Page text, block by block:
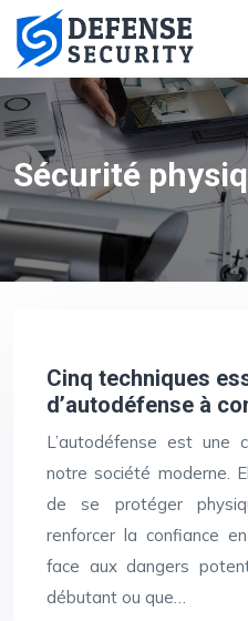
Sécurité
Cinq techniques
d’autodéfense à
L’autodéfense est une
notre société moderne.
de se protéger
renforcer la confiance
face aux dangers
débutant ou que…